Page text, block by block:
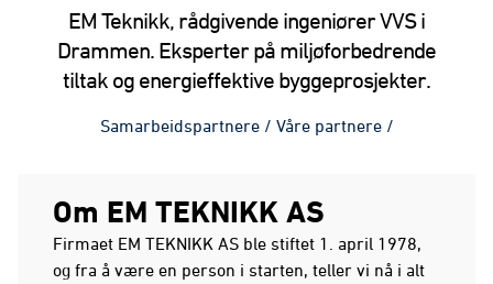
EM Teknikk, rådgivende ingeniører VVS i
Drammen. Eksperter på miljøforbedrende
tiltak og energieffektive byggeprosjekter.
Samarbeidspartnere / Våre partnere /
Om EM TEKNIKK AS
Firmaet EM TEKNIKK AS ble stiftet 1. april 1978,
og fra å være en person i starten, teller vi nå i alt